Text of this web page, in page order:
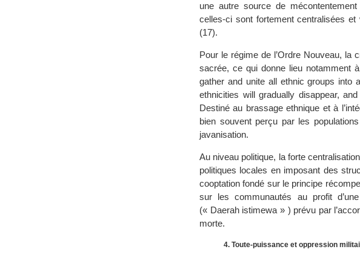
une autre source de
celles-ci sont fortement centralisées et
(17).
Pour le régime de l’Ordre Nouveau, la
sacrée, ce qui donne lieu notamment
gather and unite all ethnic groups into
ethnicities will gradually disappear,
Destiné au brassage ethnique et à
bien souvent perçu par les
javanisation.
Au niveau politique, la forte
politiques locales en imposant des
cooptation fondé sur le principe
sur les communautés au profit
(« Daerah istimewa » ) prévu par
morte.
4. Toute-puissance et oppression